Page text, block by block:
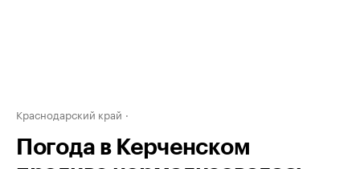
Краснодарский край
Погода в Керченском